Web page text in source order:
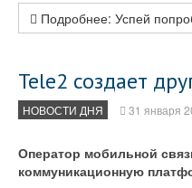
Подробнее: Успей
Tele2 создает
НОВОСТИ ДНЯ 31 января
Оператор мобильной
коммуникационную